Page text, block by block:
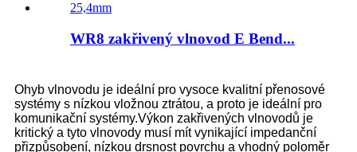
WR8 zakřivený vlnovod E Bend...
Ohyb vlnovodu je ideální pro vysoce kvalitní přenosové
systémy s nízkou vložnou ztrátou, a proto je ideální pro
komunikační systémy.Výkon zakřivených vlnovodů je
kritický a tyto vlnovody musí mít vynikající impedanční
přizpůsobení, nízkou drsnost povrchu a vhodný poloměr